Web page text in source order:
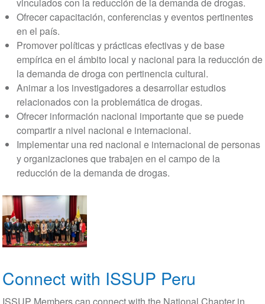
Ofrecer capacitación, conferencias y eventos pertinentes
en el país.
Promover políticas y prácticas efectivas y de base
empírica en el ámbito local y nacional para la reducción de
la demanda de droga con pertinencia cultural.
Animar a los investigadores a desarrollar estudios
relacionados con la problemática de drogas.
Ofrecer información nacional importante que se puede
compartir a nivel nacional e internacional.
Implementar una red nacional e internacional de personas
y organizaciones que trabajen en el campo de la
reducción de la demanda de drogas.
Connect with ISSUP Peru